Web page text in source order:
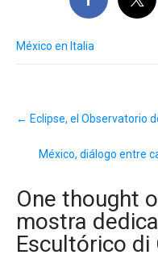
México en Italia
navigation
← Eclipse, el Observatorio
México, diálogo entre
One thought
mostra
Escultórico